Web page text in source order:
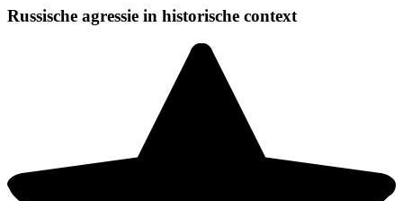
Russische agressie in historische context